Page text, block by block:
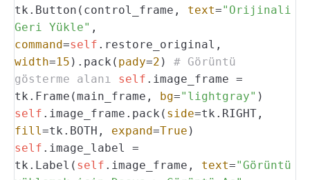
tk.Button(control_frame, text="Orijinali
Geri Yükle" ,
command=self .restore_original,
width=15 ).pack( pady=2 )
# Görüntü
gösterme alanı
self .image_frame =
tk.Frame(main_frame, bg="lightgray" )
self .image_frame.pack( side=tk.RIGHT,
fill=tk.BOTH, expand=True )
self .image_label =
tk.Label( self .image_frame, text="Görüntü